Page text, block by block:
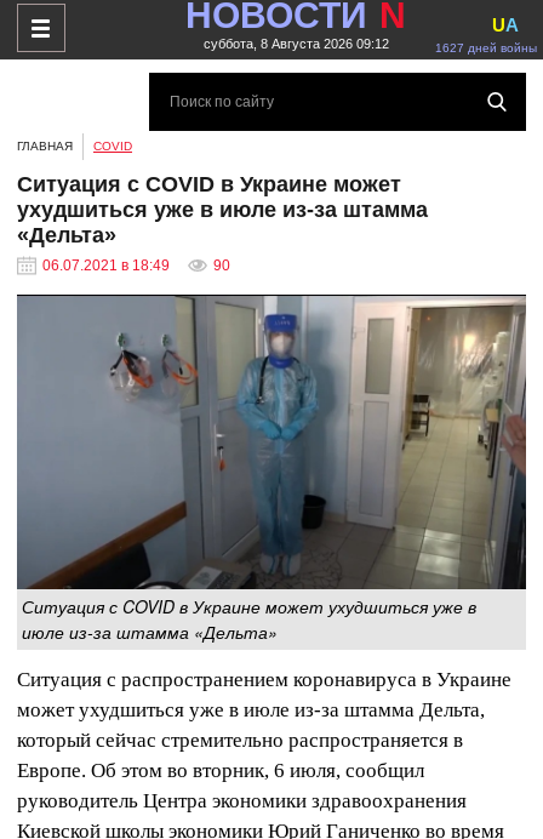
НОВОСТИ N
суббота, 8 Августа 2026 09:12 1627 дней войны
UA
ГЛАВНАЯ COVID
Ситуация с COVID в Украине может
ухудшиться уже в июле из-за штамма
«Дельта»
06.07.2021 в 18:49 90
Ситуация с COVID в Украине может ухудшиться уже в
июле из-за штамма «Дельта»
Ситуация с распространением коронавируса в Украине
может ухудшиться уже в июле из-за штамма Дельта,
который сейчас стремительно распространяется в
Европе. Об этом во вторник, 6 июля, сообщил
руководитель Центра экономики здравоохранения
Киевской школы экономики Юрий Ганиченко во время